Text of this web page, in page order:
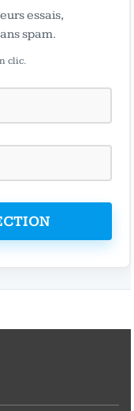
essais,
spam.
clic.